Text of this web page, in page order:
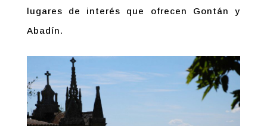
lugares de interés que ofrecen Gontán y
Abadín.